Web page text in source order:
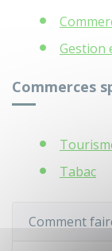
Gestion
Commerces
Tabac
Comment